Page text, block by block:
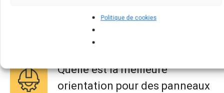
Politique de cookies
Quelques infos sur nos centrales
solaires : questions et réponses
Quelle est la meilleure
orientation pour des panneaux